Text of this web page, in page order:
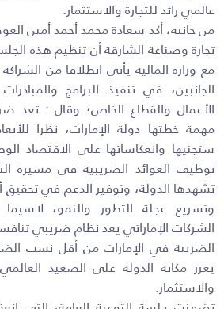
عالمي رائد للتجارة والاستثمار.
من جانبه، أكد سعادة محمد أحمد أمين
تجارة وصناعة الشارقة أن تنظيم هذه
مع وزارة المالية يأتي انطلاقا من
الجانبين، في تنفيذ البرامج
الأعمال والقطاع الخاص؛ وقال : تعد
مهمة خطتها دولة الإمارات، نظرا
ستجنيها وانعكاساتها على الاقتصاد
توظيف العوائد الضريبية في مسيرة
تشهدها الدولة، وتوفير الدعم في تحقيق
وتسريع عجلة التطور والنمو،
الشركات الإماراتي يعد نظام ضريبي
الضريبة في الإمارات من أقل نسب
يعزز مكانة الدولة على الصعيد
والاستثمار.